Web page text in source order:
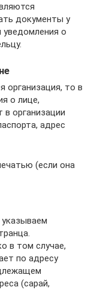
документы у
уведомления о
организация, то в
о лице,
в организации
адрес
(если она
в том случае,
по адресу
(сарай,